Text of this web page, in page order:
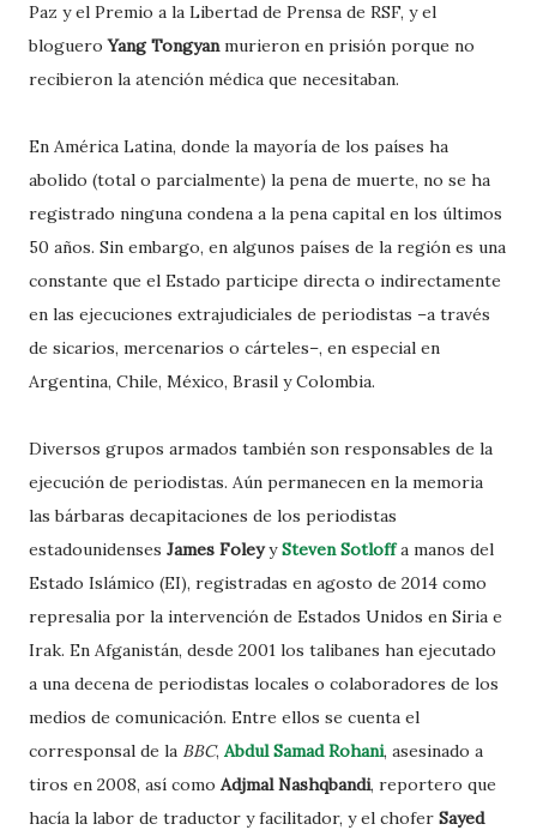
Paz y el Premio a la Libertad de Prensa de RSF, y el
blogueroYang Tongyanmurieron en prisión porque no
recibieron la atención médica que necesitaban.
En América Latina, donde la mayoría de los países ha
abolido (total o parcialmente) la pena de muerte, no se ha
registrado ninguna condena a la pena capital en los últimos
50 años. Sin embargo, en algunos países de la región es una
constante que el Estado participe directa o indirectamente
en las ejecuciones extrajudiciales de periodistas –a través
de sicarios, mercenarios o cárteles–, en especial en
Argentina, Chile, México, Brasil y Colombia.
Diversos grupos armados también son responsables de la
ejecución de periodistas. Aún permanecen en la memoria
las bárbaras decapitaciones de los periodistas
estadounidenses James FoleyySteven Sotloffa manos del
Estado Islámico (EI), registradas en agosto de 2014 como
represalia por la intervención de Estados Unidos en Siria e
Irak. En Afganistán, desde 2001 los talibanes han ejecutado
a una decena de periodistas locales o colaboradores de los
medios de comunicación. Entre ellos se cuenta el
corresponsal de la BBC, Abdul Samad Rohani, asesinado a
tiros en 2008, así como Adjmal Nashqbandi, reportero que
hacía la labor de traductor y facilitador, y el chofer Sayed